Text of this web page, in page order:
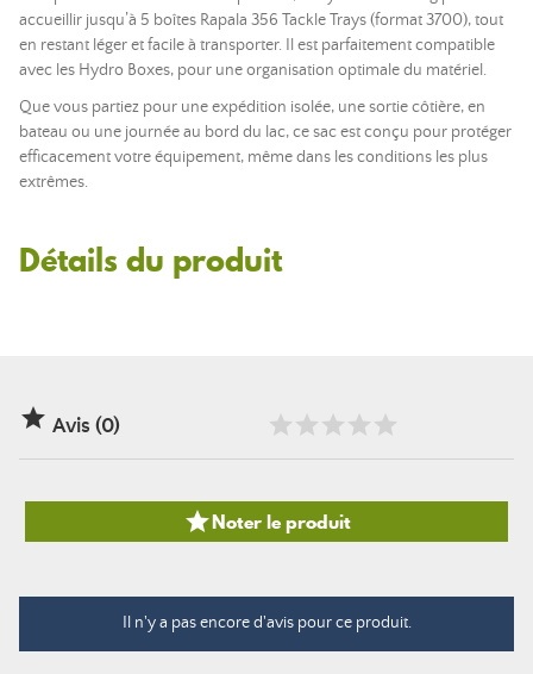
accueillir jusqu’à 5 boîtes Rapala 356 Tackle Trays (format 3700), tout
en restant léger et facile à transporter. Il est parfaitement compatible
avec les Hydro Boxes, pour une organisation optimale du matériel.
Que vous partiez pour une expédition isolée, une sortie côtière, en
bateau ou une journée au bord du lac, ce sac est conçu pour protéger
efficacement votre équipement, même dans les conditions les plus
extrêmes.
Détails du produit
 Avis (0)
Noter le produit
Il n'y a pas encore d'avis pour ce produit.